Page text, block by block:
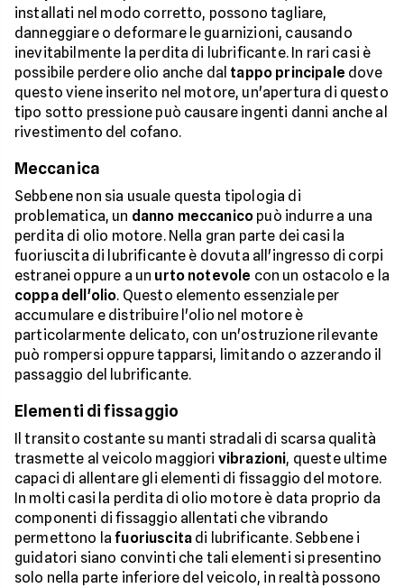
installati nel modo corretto, possono tagliare,
danneggiare o deformare le guarnizioni, causando
inevitabilmente la perdita di lubrificante. In rari casi è
possibile perdere olio anche dal tappo principale dove
questo viene inserito nel motore, un'apertura di questo
tipo sotto pressione può causare ingenti danni anche al
rivestimento del cofano.
Meccanica
Sebbene non sia usuale questa tipologia di
problematica, un danno meccanico può indurre a una
perdita di olio motore. Nella gran parte dei casi la
fuoriuscita di lubrificante è dovuta all'ingresso di corpi
estranei oppure a un urto notevole con un ostacolo e la
coppa dell'olio. Questo elemento essenziale per
accumulare e distribuire l'olio nel motore è
particolarmente delicato, con un'ostruzione rilevante
può rompersi oppure tapparsi, limitando o azzerando il
passaggio del lubrificante.
Elementi di fissaggio
Il transito costante su manti stradali di scarsa qualità
trasmette al veicolo maggiori vibrazioni, queste ultime
capaci di allentare gli elementi di fissaggio del motore.
In molti casi la perdita di olio motore è data proprio da
componenti di fissaggio allentati che vibrando
permettono lafuoriuscita di lubrificante. Sebbene i
guidatori siano convinti che tali elementi si presentino
solo nella parte inferiore del veicolo, in realtà possono